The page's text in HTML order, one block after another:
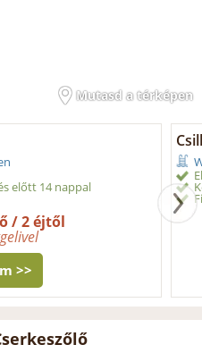
Mutasd a térképen
előtt 14 nappal
/ 2 éjtől
>>